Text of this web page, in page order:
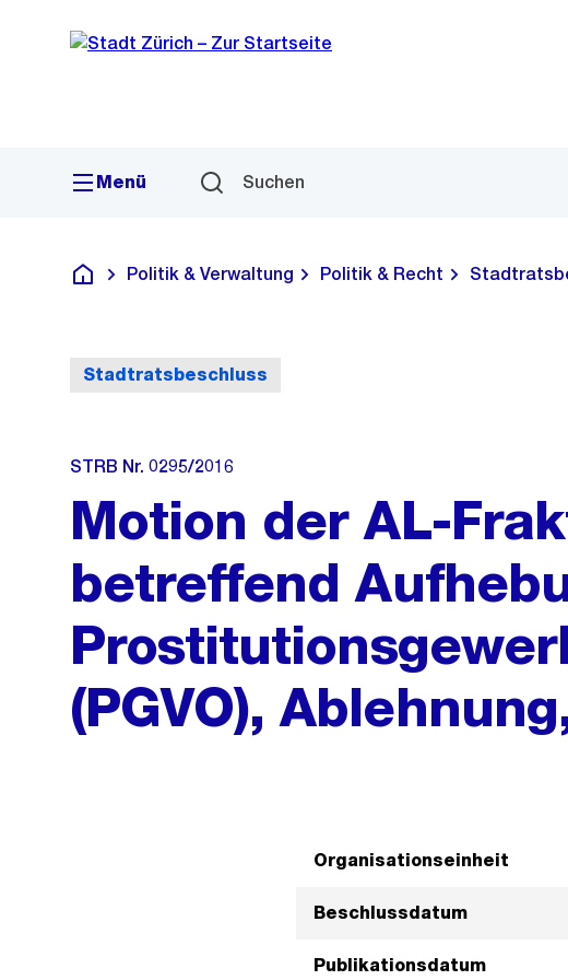
Navigation
Sprunglink
Menü Suchen
Deutsch
Politik & Verwaltung Politik & Recht
Stadtratsbeschluss
STRB Nr. 0295/2016
Motion der AL-
betreffend
(PGVO),
Organisationseinheit
Beschlussdatum
Publikationsdatum